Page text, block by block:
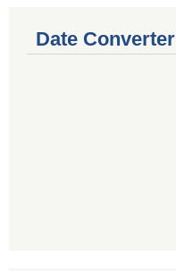
Date Converter